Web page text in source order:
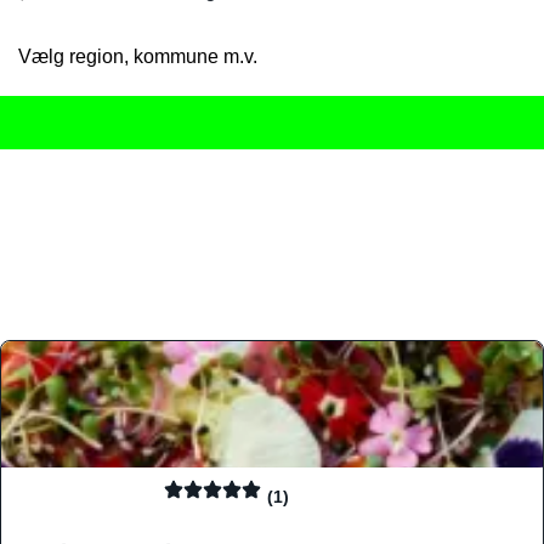
Vælg region, kommune m.v.
(1)